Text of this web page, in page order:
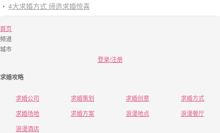
• 4大求婚方式 缔造求婚惊喜
首页
频道
城市
登录/注册
求婚攻略
求婚公司 求婚策划 求婚创意
求婚方式
求婚场地
求婚方案 浪漫地点
浪漫餐厅
浪漫酒店